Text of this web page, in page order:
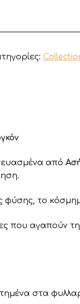
από
φύσης, το
που αγαπούν
στα